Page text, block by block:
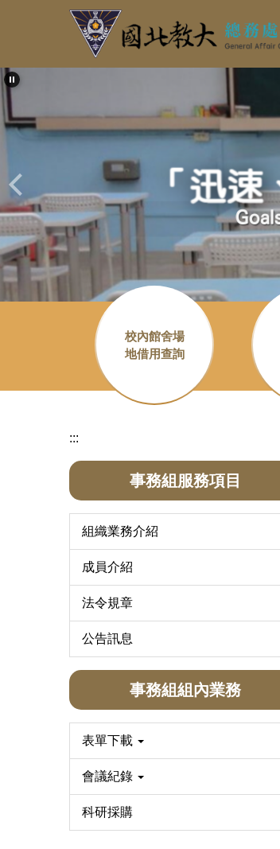
要
內
容
區
校內館舍場
地借用查詢
:::
事務組服務項目
組織業務介紹
成員介紹
法令規章
公告訊息
事務組組內業務
表單下載
會議紀錄
科研採購